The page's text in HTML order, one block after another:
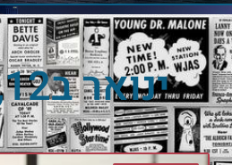
ינואר ב12, 2026